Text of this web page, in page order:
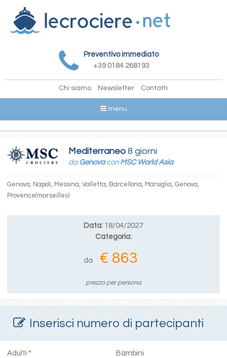
Preventivo immediato
+39 0184 268193
Chi siamo Newsletter Contatti
menu
Mediterraneo8 giorni
da Genovacon MSC World Asia
Genova, Napoli, Messina, Valletta, Barcellona, Marsiglia, Genova,
Provence(marseilles)
Data: 18/04/2027
Categoria:
da € 863
prezzo per persona
Inserisci numero di partecipanti
Adulti* Bambini